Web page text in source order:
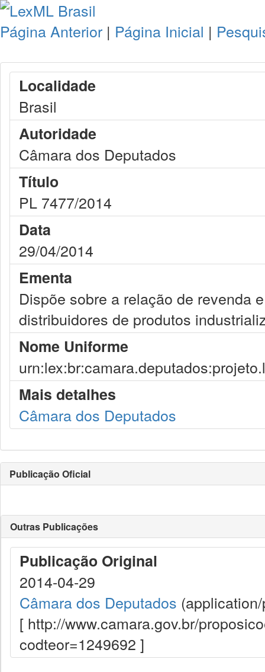
Página Anterior | Página Inicial |
Localidade
Brasil
Autoridade
Câmara dos Deputados
Título
PL 7477/2014
Data
29/04/2014
Ementa
Dispõe sobre a relação de revenda
distribuidores de produtos
Nome Uniforme
Mais detalhes
Câmara dos Deputados
Publicação Oficial
Outras Publicações
Publicação Original
2014-04-29
Câmara dos Deputados
[ http://www.camara.gov.br/
codteor=1249692 ]